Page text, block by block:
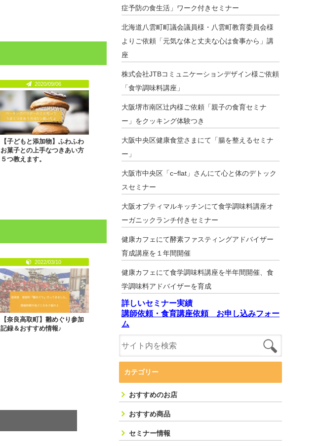
2020/09/06
【子どもと添加物】ふわふわ
お菓子との上手なつきあい方
５つ教えます。
2022/03/10
【奈良高取町】雛めぐり参加
記録＆おすすめ情報♪
症予防の食生活」ワーク付きセミナー
北海道八雲町町議会議員様・八雲町教育委員会様
よりご依頼「元気な体と丈夫な心は食事から」講
座
株式会社JTBコミュニケーションデザイン様ご依頼
「食学調味料講座」
大阪堺市南区辻内様ご依頼「親子の食育セミナ
ー」をクッキング体験つき
大阪中央区健康食堂さまにて「腸を整えるセミナ
ー」
大阪市中央区「c−flat」さんにて心と体のデトック
スセミナー
大阪オプティマルキッチンにて食学調味料講座オ
ーガニックランチ付きセミナー
健康カフェにて酵素ファスティングアドバイザー
育成講座を１年間開催
健康カフェにて食学調味料講座を半年間開催、食
学調味料アドバイザーを育成
詳しいセミナー実績
講師依頼・食育講座依頼 お申し込みフォー
ム
カテゴリー
おすすめのお店
おすすめ商品
セミナー情報